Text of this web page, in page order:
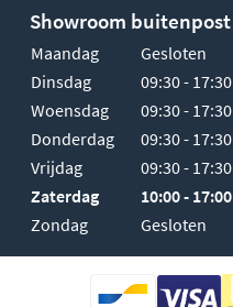
Showroom buitenpost
Maandag
Gesloten
Dinsdag
09:30 - 17:30
Woensdag
09:30 - 17:30
Donderdag
09:30 - 17:30
Vrijdag
09:30 - 17:30
Zaterdag
10:00 - 17:00
Zondag
Gesloten